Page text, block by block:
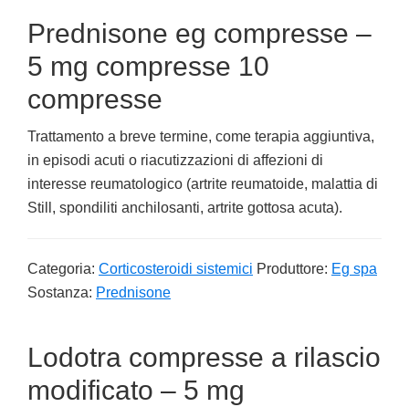
Prednisone eg compresse –
5 mg compresse 10
compresse
Trattamento a breve termine, come terapia aggiuntiva,
in episodi acuti o riacutizzazioni di affezioni di
interesse reumatologico (artrite reumatoide, malattia di
Still, spondiliti anchilosanti, artrite gottosa acuta).
Categoria: Corticosteroidi sistemici Produttore: Eg spa
Sostanza: Prednisone
Lodotra compresse a rilascio
modificato – 5 mg